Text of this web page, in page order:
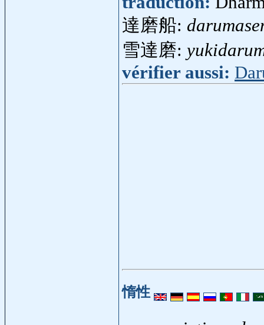
達磨船:
雪達磨:
vérifier aussi:
惰性